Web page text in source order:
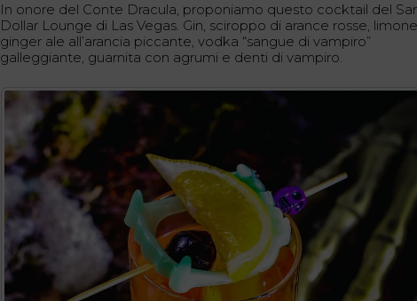
In onore del Conte Dracula, proponiamo questo cocktail del
Dollar Lounge di Las Vegas. Gin, sciroppo di arance rosse,
ginger ale all’arancia piccante, vodka “sangue di vampiro”
galleggiante, guarnita con agrumi e denti di vampiro.